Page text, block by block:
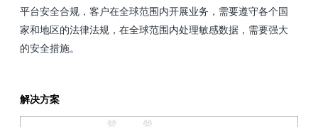
平台安全合规，客户在全球范围内开展业务，需要遵守各个国
家和地区的法律法规，在全球范围内处理敏感数据，需要强大
的安全措施。
解决方案